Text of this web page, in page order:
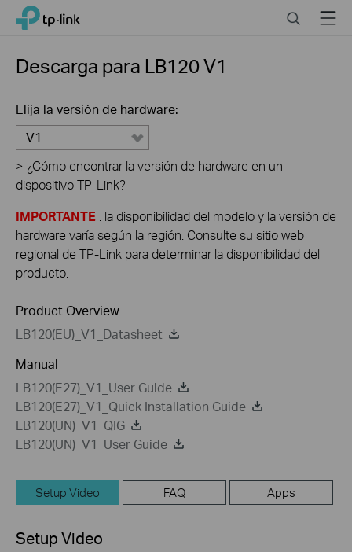
Click
navigation
TP-Link, Reliably Smart SearchMenu
Descarga para LB120V1
Elija la versión de hardware:
V1
> ¿Cómo encontrar la versión de hardware en un
dispositivo TP-Link?
IMPORTANTE : la disponibilidad del modelo y la versión de
hardware varía según la región. Consulte su sitio web
regional de TP-Link para determinar la disponibilidad del
producto.
Product Overview
LB120(EU)_V1_Datasheet
Manual
LB120(E27)_V1_User Guide
LB120(E27)_V1_Quick Installation Guide
LB120(UN)_V1_QIG
LB120(UN)_V1_User Guide
Setup Video FAQ Apps
Setup Video